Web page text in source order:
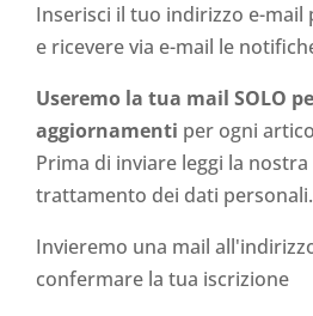
Inserisci il tuo indirizzo e-mail
e ricevere via e-mail le
Useremo la tua mail SOLO
aggiornamenti per ogni
Prima di inviare leggi la
trattamento dei dati personali.
Invieremo una mail
confermare la tua iscrizione